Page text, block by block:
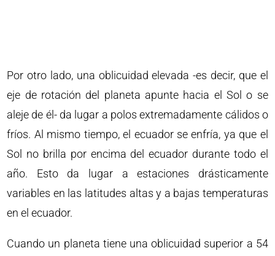
Por otro lado, una oblicuidad elevada -es decir, que el
eje de rotación del planeta apunte hacia el Sol o se
aleje de él- da lugar a polos extremadamente cálidos o
fríos. Al mismo tiempo, el ecuador se enfría, ya que el
Sol no brilla por encima del ecuador durante todo el
año. Esto da lugar a estaciones drásticamente
variables en las latitudes altas y a bajas temperaturas
en el ecuador.
Cuando un planeta tiene una oblicuidad superior a 54